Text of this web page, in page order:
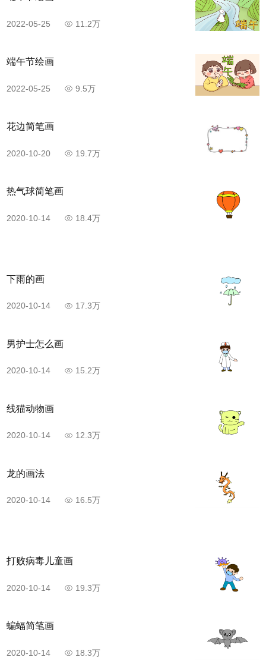
2022-05-25 11.2万
端午节绘画
2022-05-25 9.5万
花边简笔画
2020-10-20 19.7万
热气球简笔画
2020-10-14 18.4万
下雨的画
2020-10-14 17.3万
男护士怎么画
2020-10-14 15.2万
线猫动物画
2020-10-14 12.3万
龙的画法
2020-10-14 16.5万
打败病毒儿童画
2020-10-14 19.3万
蝙蝠简笔画
2020-10-14 18.3万